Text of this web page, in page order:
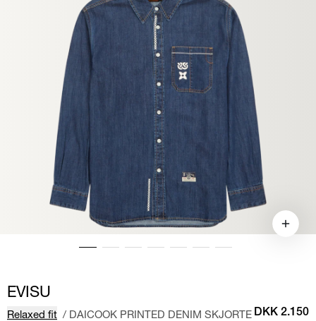
EVISU
Relaxed fit / DAICOOK PRINTED DENIM SKJORTE DKK 2.150